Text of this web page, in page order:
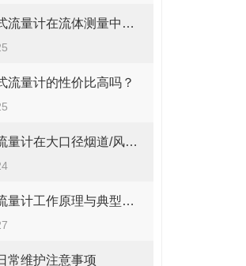
罗迪克机翼式流量计在流体测量中的重要性
流量计的性价比高吗？
智能探针式流量计在大口径烟道/风管气体流量监测中的应用
智能探针式流量计工作原理与典型应用
常维护注意事项